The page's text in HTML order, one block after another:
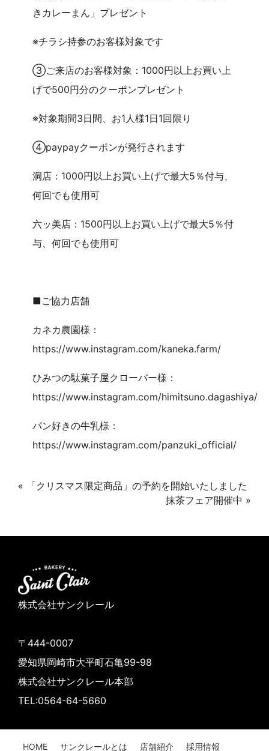
きカレーまん」プレゼント
※チラシ持参のお客様対象です
③ご来店のお客様対象：1000円以上お買い上
げで500円分のクーポンプレゼント
※対象期間3日間、お1人様1日1回限り
④paypayクーポンが発行されます
洞店：1000円以上お買い上げで最大5％付与、
何回でも使用可
六ッ美店：1500円以上お買い上げで最大5％付
与、何回でも使用可
■ご協力店舗
カネカ農園様：
https://www.instagram.com/kaneka.farm/
ひみつの駄菓子屋クローバー様：
https://www.instagram.com/himitsuno.dagashiya/
パン好きの牛乳様：
https://www.instagram.com/panzuki_official/
«
「クリスマス限定商品」の予約を開始いたしました
抹茶フェア開催中 »
株式会社サンクレール
〒444-0007
愛知県岡崎市大平町石亀99-98
株式会社サンクレール本部
TEL:0564-64-5660
HOME サンクレールとは 店舗紹介 採用情報